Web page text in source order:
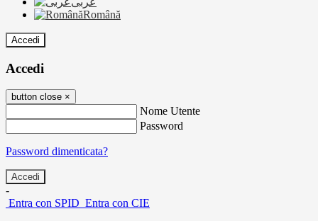
Română
Accedi
Accedi
button close ×
Nome Utente
Password
Password dimenticata?
-
Entra con SPID Entra con CIE